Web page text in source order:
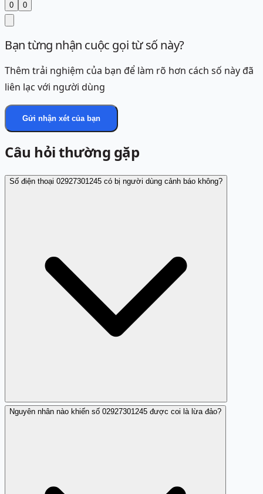
0 0
Bạn từng nhận cuộc gọi từ số này?
Thêm trải nghiệm của bạn để làm rõ hơn cách số này đã
liên lạc với người dùng
Gửi nhận xét của bạn
Câu hỏi thường gặp
Số điện thoại 02927301245 có bị người dùng cảnh báo không?
Có, số 02927301245 đã bị người dùng báo cáo là lừa đảo
Nguyên nhân nào khiến số 02927301245 được coi là lừa đảo?